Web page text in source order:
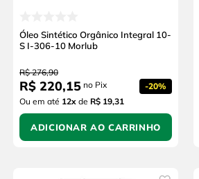
Óleo Sintético Orgânico Integral 10-
S I-306-10 Morlub
R$ 276,90
R$ 220,15 no Pix -20%
Ou em até 12x de R$ 19,31
ADICIONAR AO CARRINHO